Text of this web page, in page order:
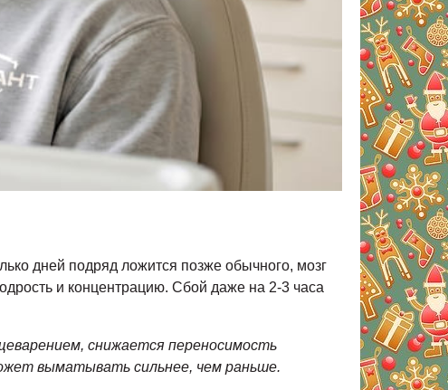
дней подряд ложится позже обычного, мозг
и концентрацию. Сбой даже на 2-3 часа
снижается переносимость
выматывать сильнее, чем раньше.